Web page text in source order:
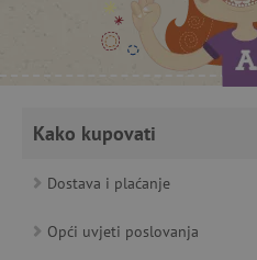
Kako kupovati
Dostava i plaćanje
Opći uvjeti poslovanja
product_filter_remember
PHPSESSID